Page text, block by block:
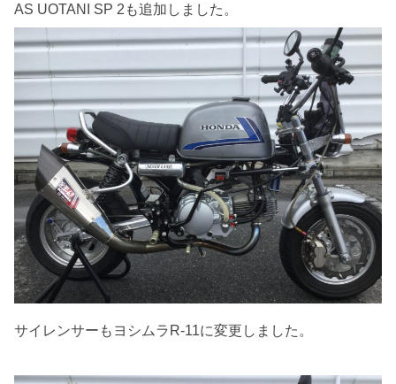
AS UOTANI SP 2も追加しました。
サイレンサーもヨシムラR-11に変更しました。